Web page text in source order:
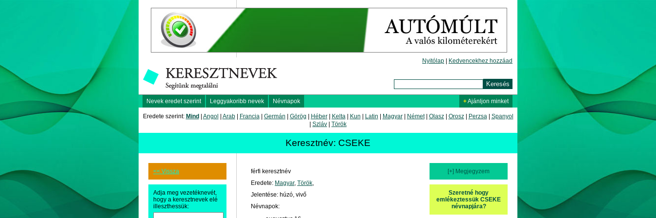
Nyitólap Kedvencekhez hozzáad
Nevek eredet szerint Leggyakoribb nevek Névnapok +Ajánljon minket
Eredete szerint: Mind Angol Arab| Francia| Germán Görög Héber| Kelta| Kun Latin Magyar| Német| Olasz| Orosz| Perzsa| Spanyol
Szláv Török
Keresztnév: CSEKE
<< Vissza
Adja meg vezetéknevét,
hogy a keresztnevek elé
illeszthessük:
[+] Megjegyzem
Szeretné hogy
emlékeztessük CSEKE
névnapjára?
férfi keresztnév
Eredete: Magyar, Török,
Jelentése: húzó, vivő
Névnapok: